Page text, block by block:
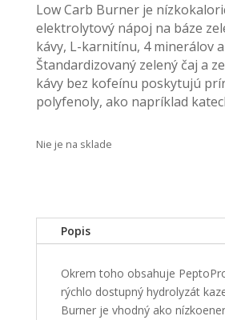
Low Carb Burner je
elektrolytový nápoj na báze
kávy, L-karnitínu, 4 minerálov
Štandardizovaný zelený čaj a
kávy bez kofeínu poskytujú
polyfenoly, ako napríklad
Nie je na sklade
Popis
Okrem toho obsahuje
rýchlo dostupný hydrolyzát
Burner je vhodný ako